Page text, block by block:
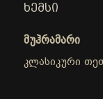
ᲮᲔᲛᲡᲘ
მუჰრამარი
კლასიკური